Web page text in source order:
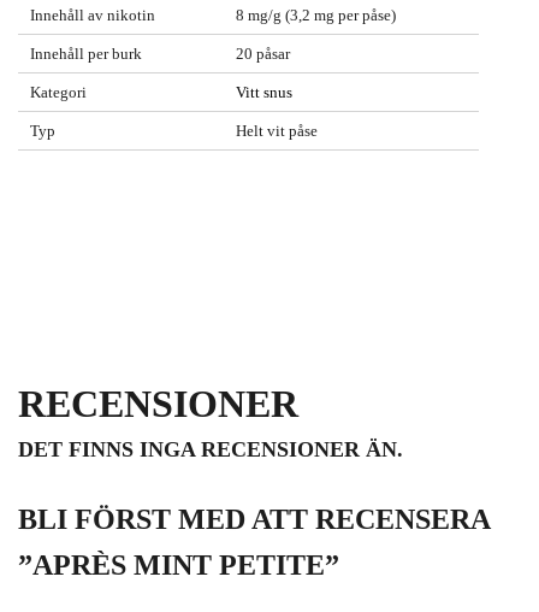
Innehåll av nikotin 8 mg/g (3,2 mg per påse)
Innehåll per burk 20 påsar
Kategori Vitt snus
Typ Helt vit påse
RECENSIONER
DET FINNS INGA RECENSIONER ÄN.
BLI FÖRST MED ATT RECENSERA
”APRÈS MINT PETITE”